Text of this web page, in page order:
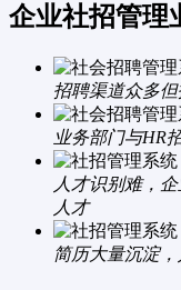
企业社招管理
招聘渠道众多但
业务部门与HR
人才识别难，
人才
简历大量沉淀，